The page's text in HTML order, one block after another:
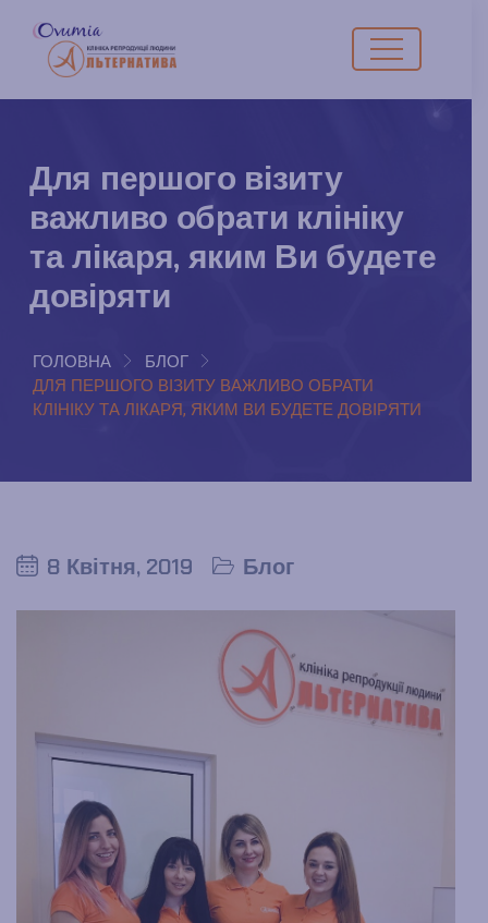
Для першого візиту
важливо обрати клініку
та лікаря, яким Ви будете
довіряти
ГОЛОВНА
БЛОГ
ДЛЯ ПЕРШОГО ВІЗИТУ ВАЖЛИВО ОБРАТИ
КЛІНІКУ ТА ЛІКАРЯ, ЯКИМ ВИ БУДЕТЕ ДОВІРЯТИ
8 Квітня, 2019 Блог